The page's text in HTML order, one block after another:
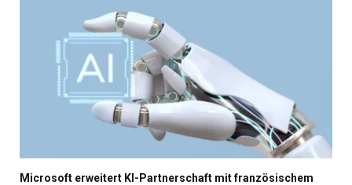
Microsoft erweitert KI-Partnerschaft mit französischem